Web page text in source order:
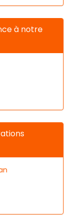
à notre